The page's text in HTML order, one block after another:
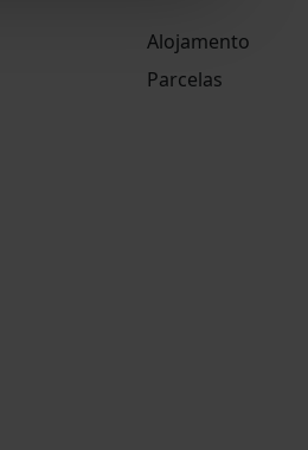
Alojamento
Parcelas